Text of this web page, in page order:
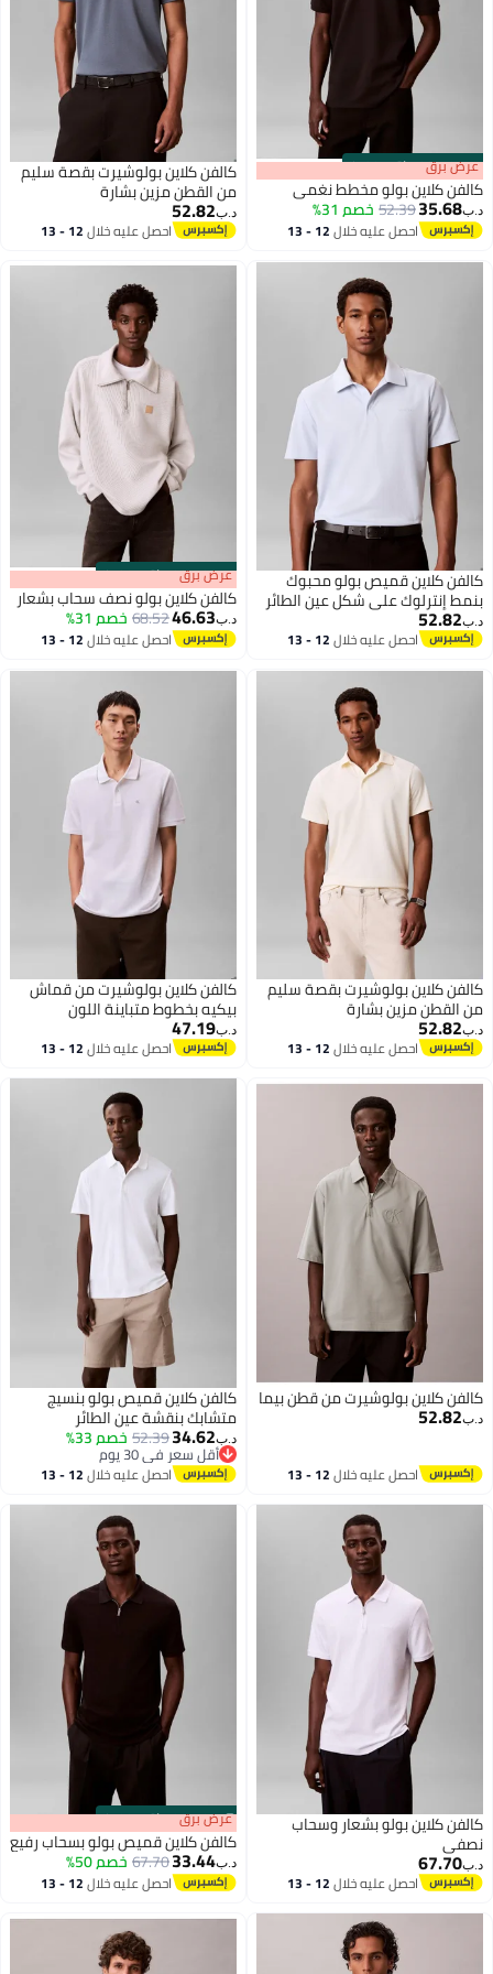
00m:
·باقي 100% برق
كلاين بولو مخطط نغمي
35.68
52.39خصم 31%
احصل عليه خلال 12 - 13
كالفن كلاين بولوشيرت بقصة سليم
من القطن مزين بشارة
52.82
احصل عليه خلال 12 - 13
كلاين قميص بولو محبوك
إنترلوك على شكل عين الطائر
52.82
احصل عليه خلال 12 - 13
00m:00
·باقي 100% عرض برق
كالفن كلاين بولو نصف سحاب بشعار
46.63
68.52خصم 31%
احصل عليه خلال 12 - 13
كلاين بولوشيرت بقصة سليم
مزين بشارة
52.82
احصل عليه خلال 12 - 13
كالفن كلاين بولوشيرت من قماش
بيكيه بخطوط متباينة اللون
47.19
احصل عليه خلال 12 - 13
كلاين بولوشيرت من قطن بيما
52.82
احصل عليه خلال 12 - 13
كالفن كلاين قميص بولو بنسيج
متشابك بنقشة عين الطائر
34.62
52.39خصم 33%
أقل سعر في 30 يوم
أقل سعر في 30 يوماحصل عليه خلال 12 - 13
كلاين بولو بشعار وسحاب
67.70
احصل عليه خلال 12 - 13
00m:00
·باقي 100% عرض برق
كالفن كلاين قميص بولو بسحاب رفيع
33.44
67.70خصم 50%
احصل عليه خلال 12 - 13